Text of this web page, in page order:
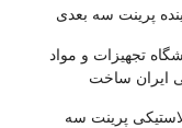
پرینت سه بعدی
تجهیزات و مواد
ایران ساخت
پرینت سه